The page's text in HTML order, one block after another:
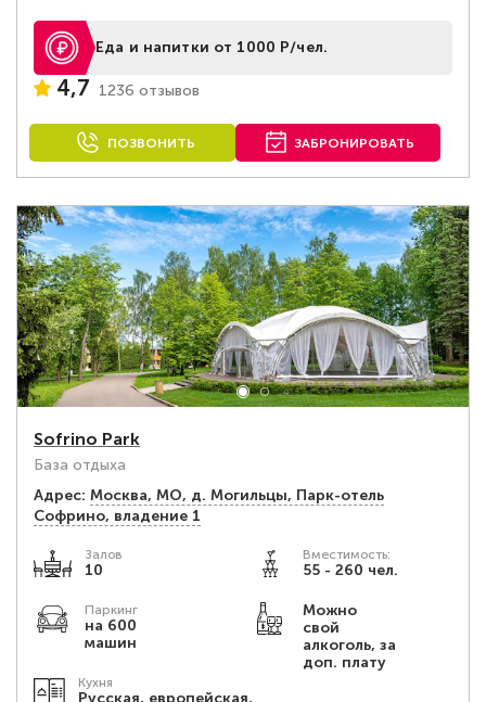
Еда и напитки от 1000 Р/чел.
4,7 1236 отзывов
ПОЗВОНИТЬ ЗАБРОНИРОВАТЬ
Sofrino Park
База отдыха
Адрес: Москва, МО, д. Могильцы, Парк-отель
Софрино, владение 1
Залов
10
Вместимость:
55 - 260 чел.
Паркинг
на 600
машин
Можно
свой
алкоголь, за
доп. плату
Кухня
Русская, европейская,